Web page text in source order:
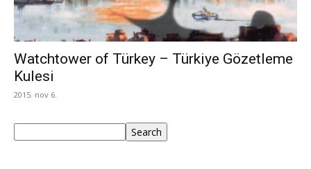
Watchtower of Türkey – Türkiye Gözetleme
Kulesi
2015. nov 6.
Search